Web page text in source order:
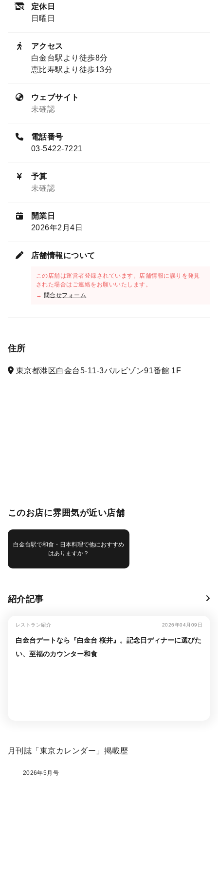
定休日
日曜日
アクセス
白金台駅より徒歩8分
恵比寿駅より徒歩13分
ウェブサイト
未確認
電話番号
03-5422-7221
予算
未確認
開業日
2026年2月4日
店舗情報について
この店舗は運営者登録されています。店舗情報に誤りを発見
された場合はご連絡をお願いいたします。
→ 問合せフォーム
住所
東京都港区白金台5-11-3バルビゾン91番館 1F
このお店に雰囲気が近い店舗
白金台駅で和食・日本料理で他におすすめ
はありますか？
紹介記事
レストラン紹介 2026年04月09日
白金台デートなら『白金台 桜井』。記念日ディナーに選びた
い、至福のカウンター和食
月刊誌「東京カレンダー」掲載歴
2026年5月号